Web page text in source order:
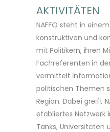
AKTIVITÄTEN
NAFFO steht in
konstruktiven und
mit Politikern, ihren
Fachreferenten in
vermittelt
politischen Themen
Region. Dabei greift
etabliertes Netzwerk
Tanks, Universitäten